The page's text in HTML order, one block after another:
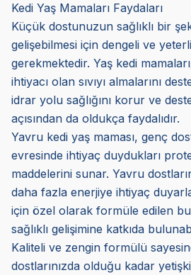
Kedi Yaş Mamaları Faydaları
Küçük dostunuzun sağlıklı bir
gelişebilmesi için dengeli ve
gerekmektedir. Yaş kedi
ihtiyacı olan sıvıyı almalarını
idrar yolu sağlığını korur ve
açısından da oldukça faydalıdır.
Yavru kedi yaş maması, genç
evresinde ihtiyaç duydukları
maddelerini sunar. Yavru
daha fazla enerjiye ihtiyaç
için özel olarak formüle edilen
sağlıklı gelişimine katkıda
Kaliteli ve zengin formülü
dostlarınızda olduğu kadar